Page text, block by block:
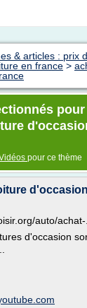
& articles : prix
en france >
pour
pour ce thème
auto/achat-
d'occasion